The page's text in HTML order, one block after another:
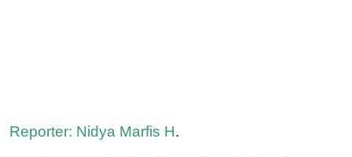
Reporter: Nidya Marfis H.